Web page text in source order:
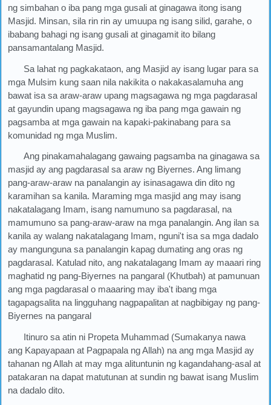
ng simbahan o iba pang mga gusali at ginagawa itong isang
Masjid. Minsan, sila rin rin ay umuupa ng isang silid, garahe, o
ibabang bahagi ng isang gusali at ginagamit ito bilang
pansamantalang Masjid.
Sa lahat ng pagkakataon, ang Masjid ay isang lugar para sa
mga Mulsim kung saan nila nakikita o nakakasalamuha ang
bawat isa sa araw-araw upang magsagawa ng mga pagdarasal
at gayundin upang magsagawa ng iba pang mga gawain ng
pagsamba at mga gawain na kapaki-pakinabang para sa
komunidad ng mga Muslim.
Ang pinakamahalagang gawaing pagsamba na ginagawa sa
masjid ay ang pagdarasal sa araw ng Biyernes. Ang limang
pang-araw-araw na panalangin ay isinasagawa din dito ng
karamihan sa kanila. Maraming mga masjid ang may isang
nakatalagang Imam, isang namumuno sa pagdarasal, na
mamumuno sa pang-araw-araw na mga panalangin. Ang ilan sa
kanila ay walang nakatalagang Imam, nguni't isa sa mga dadalo
ay mangunguna sa panalangin kapag dumating ang oras ng
pagdarasal. Katulad nito, ang nakatalagang Imam ay maaari ring
maghatid ng pang-Biyernes na pangaral (Khutbah) at pamunuan
ang mga pagdarasal o maaaring may iba't ibang mga
tagapagsalita na lingguhang nagpapalitan at nagbibigay ng pang-
Biyernes na pangaral
Itinuro sa atin ni Propeta Muhammad (Sumakanya nawa
ang Kapayapaan at Pagpapala ng Allah) na ang mga Masjid ay
tahanan ng Allah at may mga alituntunin ng kagandahang-asal at
patakaran na dapat matutunan at sundin ng bawat isang Muslim
na dadalo dito.